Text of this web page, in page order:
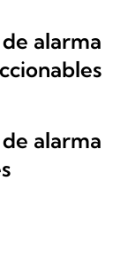
alarma
alarma